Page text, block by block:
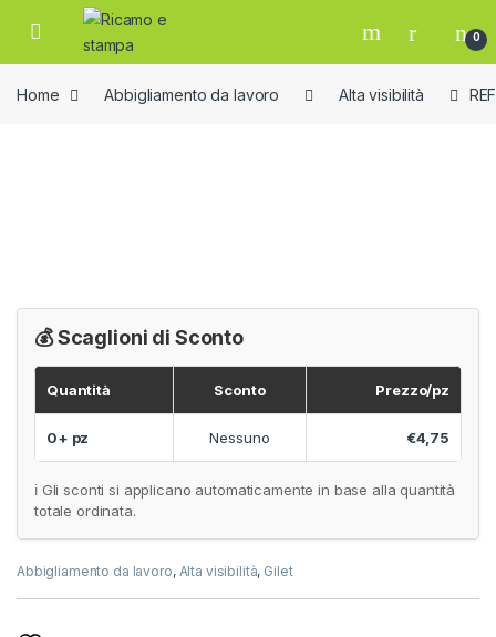
Skip to navigation
Skip to content
Open 0
Home Abbigliamento da lavoro Alta visibilità
💰 Scaglioni di Sconto
Quantità Sconto Prezzo/pz
0+ pz Nessuno €4,75
ℹ️ Gli sconti si applicano automaticamente in base alla quantità
totale ordinata.
Abbigliamento da lavoro, Alta visibilità, Gilet